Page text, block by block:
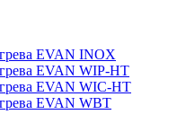
EVAN INOX
EVAN WIP-HT
EVAN WIC-HT
EVAN WBT